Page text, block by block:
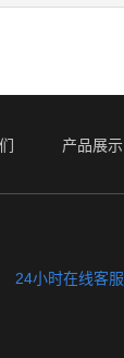
产品展示
24小时在线客